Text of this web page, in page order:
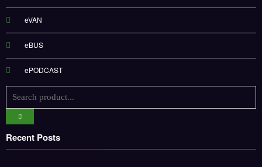
eVAN
eBUS
ePODCAST
Recent Posts